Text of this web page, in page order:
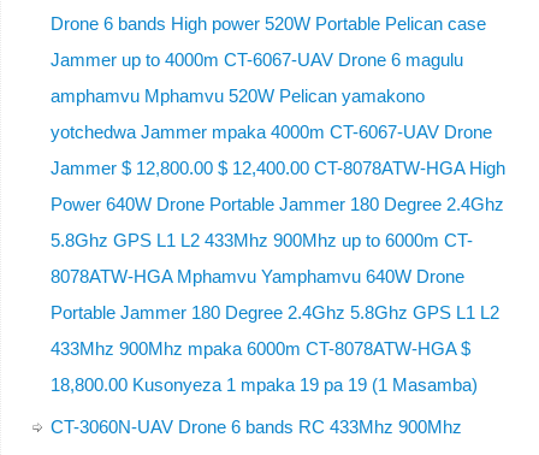
Drone 6 bands High power 520W Portable Pelican case
Jammer up to 4000m CT-6067-UAV Drone 6 magulu
amphamvu Mphamvu 520W Pelican yamakono
yotchedwa Jammer mpaka 4000m CT-6067-UAV Drone
Jammer $ 12,800.00 $ 12,400.00 CT-8078ATW-HGA High
Power 640W Drone Portable Jammer 180 Degree 2.4Ghz
5.8Ghz GPS L1 L2 433Mhz 900Mhz up to 6000m CT-
8078ATW-HGA Mphamvu Yamphamvu 640W Drone
Portable Jammer 180 Degree 2.4Ghz 5.8Ghz GPS L1 L2
433Mhz 900Mhz mpaka 6000m CT-8078ATW-HGA $
18,800.00 Kusonyeza 1 mpaka 19 pa 19 (1 Masamba)
CT-3060N-UAV Drone 6 bands RC 433Mhz 900Mhz